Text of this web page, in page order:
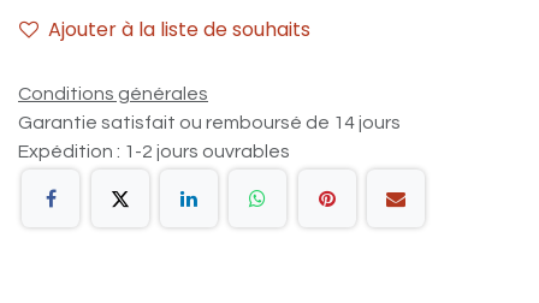
Ajouter à la liste de souhaits
Conditions générales
Garantie satisfait ou remboursé de 14 jours
Expédition : 1-2 jours ouvrables